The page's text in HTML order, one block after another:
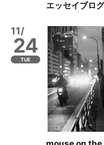
エッセイブロ
11/
24
TUE